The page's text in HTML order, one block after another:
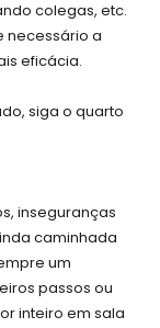
colegas, etc.
necessário a
eficácia.
siga o quarto
inseguranças
caminhada
um
passos ou
inteiro em sala